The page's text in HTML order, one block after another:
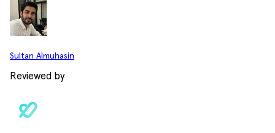
Sultan Almuhasin
Reviewed by